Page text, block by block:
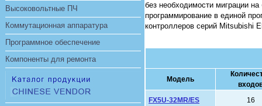
Высоковольтные ПЧ
Коммутационная аппаратура
Программное обеспечение
Компоненты для ремонта
без необходимости миграции
программирование в единой
контроллеров серий Mitsubishi
Модель
FX5U-32MR/ES
16